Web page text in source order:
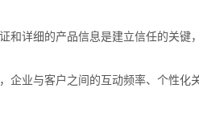
和详细的产品信息是建立信任的关
企业与客户之间的互动频率、个性